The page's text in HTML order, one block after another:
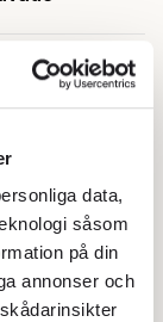
data,
såsom
på din
annonser och
sig
i glashus
frågor?
som sägs